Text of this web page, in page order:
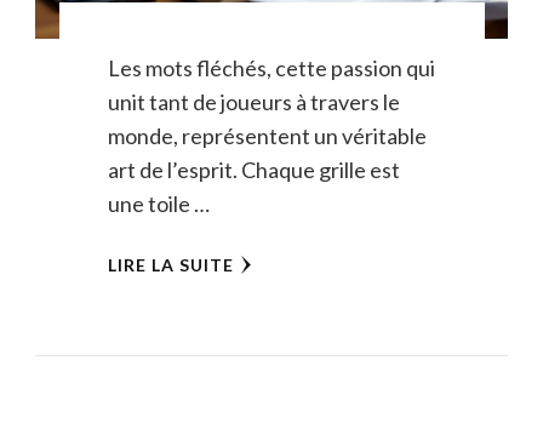
Les mots fléchés, cette passion qui
unit tant de joueurs à travers le
monde, représentent un véritable
art de l’esprit. Chaque grille est
une toile …
LIRE LA SUITE